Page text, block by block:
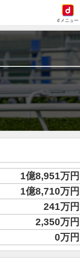
dメニュー
1億8,951万円
1億8,710万円
241万円
2,350万円
0万円